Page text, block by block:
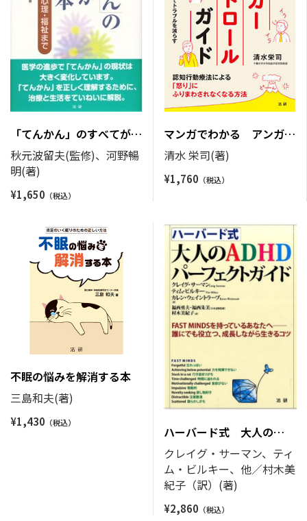
「てんかん」のすべてがわ
かる本
秋元波留夫(監修)、河野暢
明(著)
¥1,650
マンガでわかる アンガー
コントロールガイド
清水 栄司(著)
¥1,760
不眠の悩みを解消する本
三島和夫(著)
¥1,430
ハーバード式 大人の
ADHDパーフェクトガイド
クレイグ・サーマン、ティ
ム・ビルキー、他／村木美
紀子（訳）(著)
¥2,860